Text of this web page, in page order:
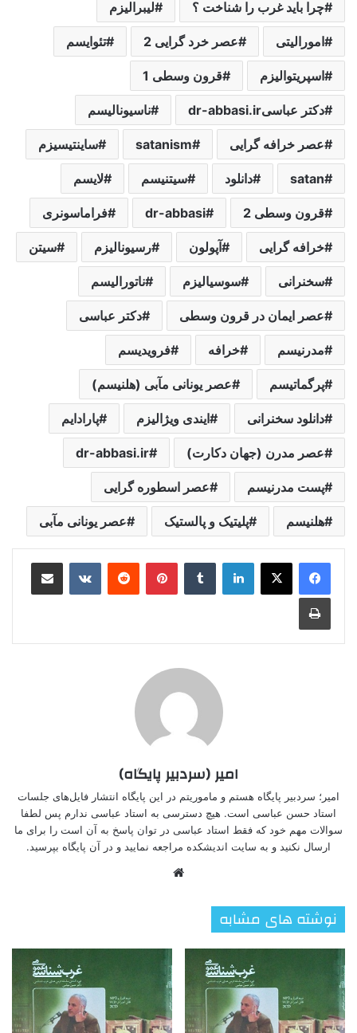
چرا باید غرب را شناخت ؟ لیبرالیزم
امورالیتی عصر خرد گرایی 2 تئوایسم
اسپریتوالیزم قرون وسطی 1
دکتر عباسیdr-abbasi.ir ناسیونالیسم
عصر خرافه گرایی satanism ساینتیسیزم
satan دانلود سیتنیسم لایسم
قرون وسطی 2 dr-abbasi فراماسونری
خرافه گرایی آپولون رسیونالیزم سیتن
سخنرانی سوسیالیزم ناتورالیسم
عصر ایمان در قرون وسطی دکتر عباسی
مدرنیسم خرافه فرویدیسم
پرگماتیسم عصر یونانی مآبی (هلنیسم)
دانلود سخنرانی ایندی ویژالیزم پارادایم
عصر مدرن (جهان دکارت) dr-abbasi.ir
پست مدرنیسم عصر اسطوره گرایی
هلنیسم پلیتیک و پالستیک عصر یونانی مآبی
لینکدین ‫تامبلر ‫پین‌ترست‫رددیت ‫VKontakteاشتراک گذاری از طریق ایمیل
چاپ
امیر (سردبیر پایگاه)
امیر؛ سردبیر پایگاه هستم و ماموریتم در این پایگاه انتشار فایل‌های جلسات
استاد حسن عباسی است. هیچ دسترسی به استاد عباسی ندارم پس لطفا
سوالات مهم خود که فقط استاد عباسی در توان پاسخ به آن است را برای ما
ارسال نکنید و به سایت اندیشکده مراجعه نمایید و در آن پایگاه بپرسید.
نوشته های مشابه